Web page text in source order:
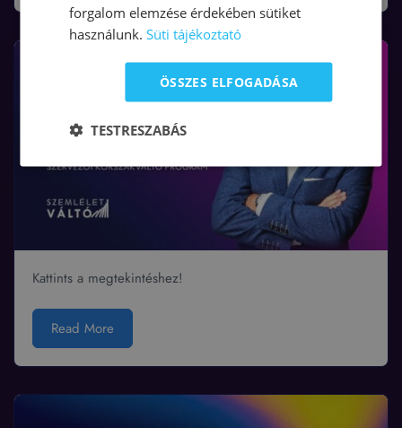
Kattints a megtekintéshez!
Read More
forgalom elemzése érdekében sütiket
használunk. Süti tájékoztató
ÖSSZES ELFOGADÁSA
TESTRESZABÁS